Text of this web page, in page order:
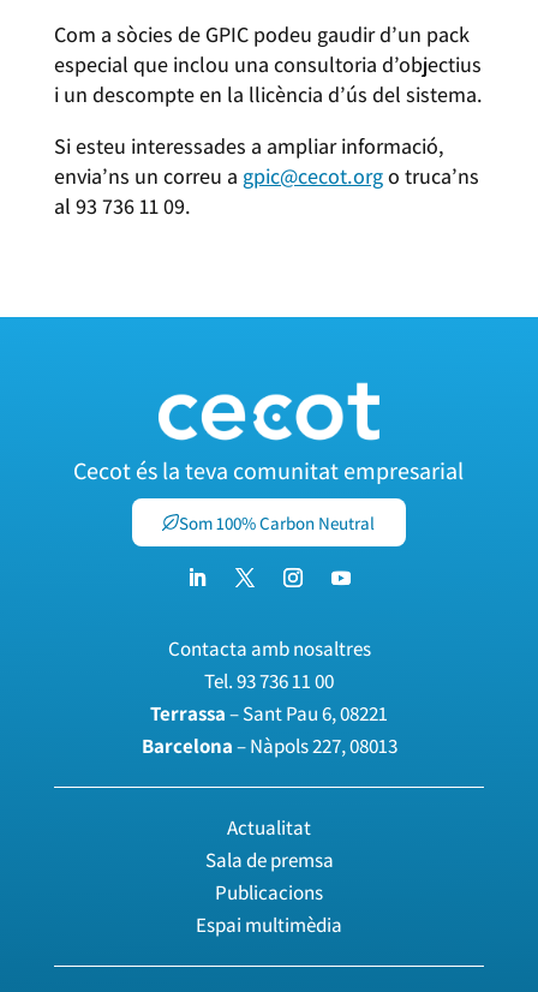
Com a sòcies de GPIC podeu gaudir d’un pack
especial que inclou una consultoria d’objectius
i un descompte en la llicència d’ús del sistema.
Si esteu interessades a ampliar informació,
envia’ns un correu a gpic@cecot.orgo truca’ns
al 93 736 11 09.
Cecot és la teva comunitat empresarial
Som 100% Carbon Neutral
Contacta amb nosaltres
Tel.93 736 11 00
Terrassa– Sant Pau 6, 08221
Barcelona– Nàpols 227, 08013
Actualitat
Sala de premsa
Publicacions
Espai multimèdia